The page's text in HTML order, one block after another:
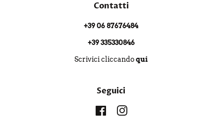
Contatti
+39 06 87676484
+39 335330846
Scrivici cliccandoqui
Seguici
FacebookInstagram